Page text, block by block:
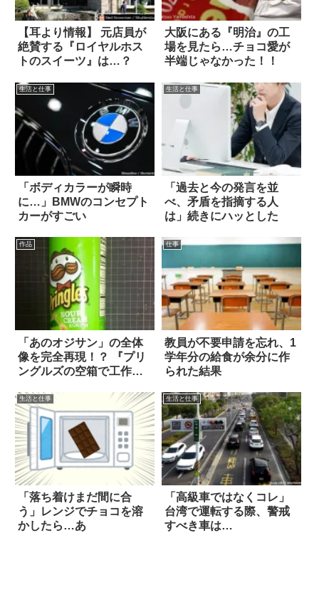
【耳より情報】 元店員が
絶賛する『ロイヤルホス
トのスイーツ』は…？
大阪にある『明治』の工
場を見たら…チョコ愛が
半端じゃなかった！！
生活と仕事
「ボディカラーが瞬時
に…」BMWのコンセプト
カーがすごい
生活と仕事
「過去と今の発言を並
べ、矛盾を指摘する人
は」続きにハッとした
作品
「あのオジサン」の全体
像を完全再現！？ 『プリ
ングルズの空箱で工作し
仕事
教員が不要申請を忘れ、1
学年分の給食が余分に作
られた結果
生活と仕事
「落ち着けまだ間に合
う」レンジでチョコを溶
かしたら…あ
生活と仕事
「高級車ではなくコレ」
台湾で運転する際、警戒
すべき車は…